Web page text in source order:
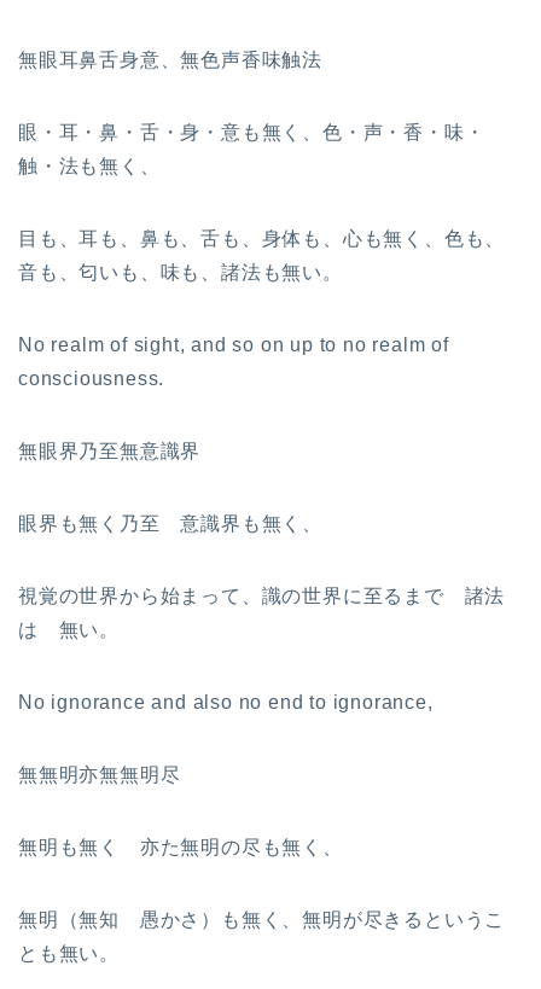
無眼耳鼻舌身意、無色声香味触法
眼・耳・鼻・舌・身・意も無く、色・声・香・味・
触・法も無く、
目も、耳も、鼻も、舌も、身体も、心も無く、色も、
音も、匂いも、味も、諸法も無い。
No realm of sight, and so on up to no realm of
consciousness.
無眼界乃至無意識界
眼界も無く乃至 意識界も無く、
視覚の世界から始まって、識の世界に至るまで 諸法
は 無い。
No ignorance and also no end to ignorance,
無無明亦無無明尽
無明も無く 亦た無明の尽も無く、
無明（無知 愚かさ）も無く、無明が尽きるというこ
とも無い。